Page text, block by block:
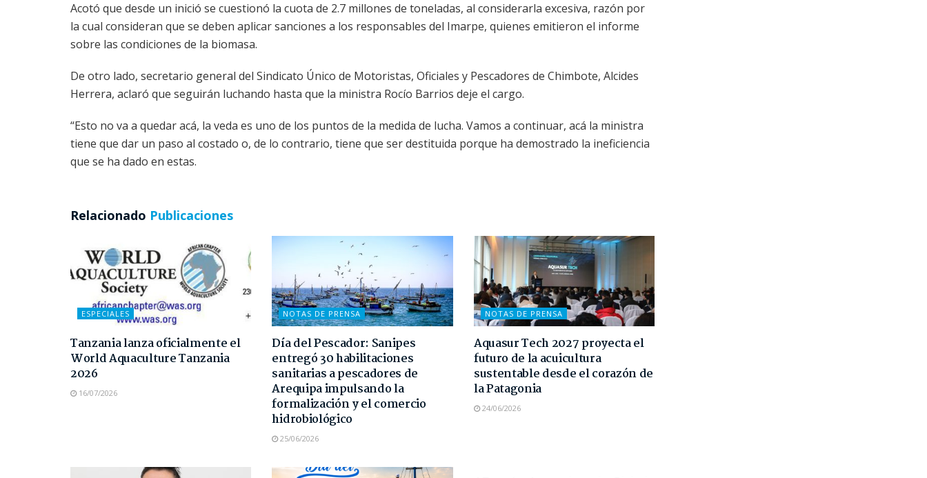
Acotó que desde un inició se cuestionó la cuota de 2.7 millones de toneladas, al considerarla excesiva, razón por
la cual consideran que se deben aplicar sanciones a los responsables del Imarpe, quienes emitieron el informe
sobre las condiciones de la biomasa.
De otro lado, secretario general del Sindicato Único de Motoristas, Oficiales y Pescadores de Chimbote, Alcides
Herrera, aclaró que seguirán luchando hasta que la ministra Rocío Barrios deje el cargo.
“Esto no va a quedar acá, la veda es uno de los puntos de la medida de lucha. Vamos a continuar, acá la ministra
tiene que dar un paso al costado o, de lo contrario, tiene que ser destituida porque ha demostrado la ineficiencia
que se ha dado en estas.
Relacionado Publicaciones
ESPECIALES
Tanzania lanza oficialmente el
World Aquaculture Tanzania
2026
16/07/2026
NOTAS DE PRENSA
Día del Pescador: Sanipes
entregó 30 habilitaciones
sanitarias a pescadores de
Arequipa impulsando la
formalización y el comercio
hidrobiológico
25/06/2026
NOTAS DE PRENSA
Aquasur Tech 2027 proyecta el
futuro de la acuicultura
sustentable desde el corazón de
la Patagonia
24/06/2026